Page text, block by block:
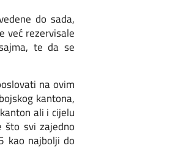
do sada,
već rezervisale
te da se
na ovim
kantona,
ali i cijelu
što svi zajedno
kao najbolji do